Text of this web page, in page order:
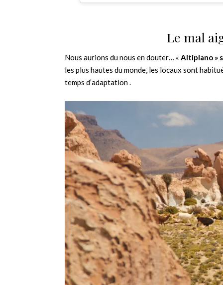
Le mal
Nous aurions du nous en douter… « Altiplano »
les plus hautes du monde, les locaux sont
temps d’adaptation .